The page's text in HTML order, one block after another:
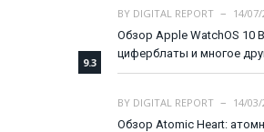
9.3
BY DIGITAL REPORT
14/07/
Обзор Apple WatchOS 10
циферблаты и многое
BY DIGITAL REPORT
14/03/
Обзор Atomic Heart: